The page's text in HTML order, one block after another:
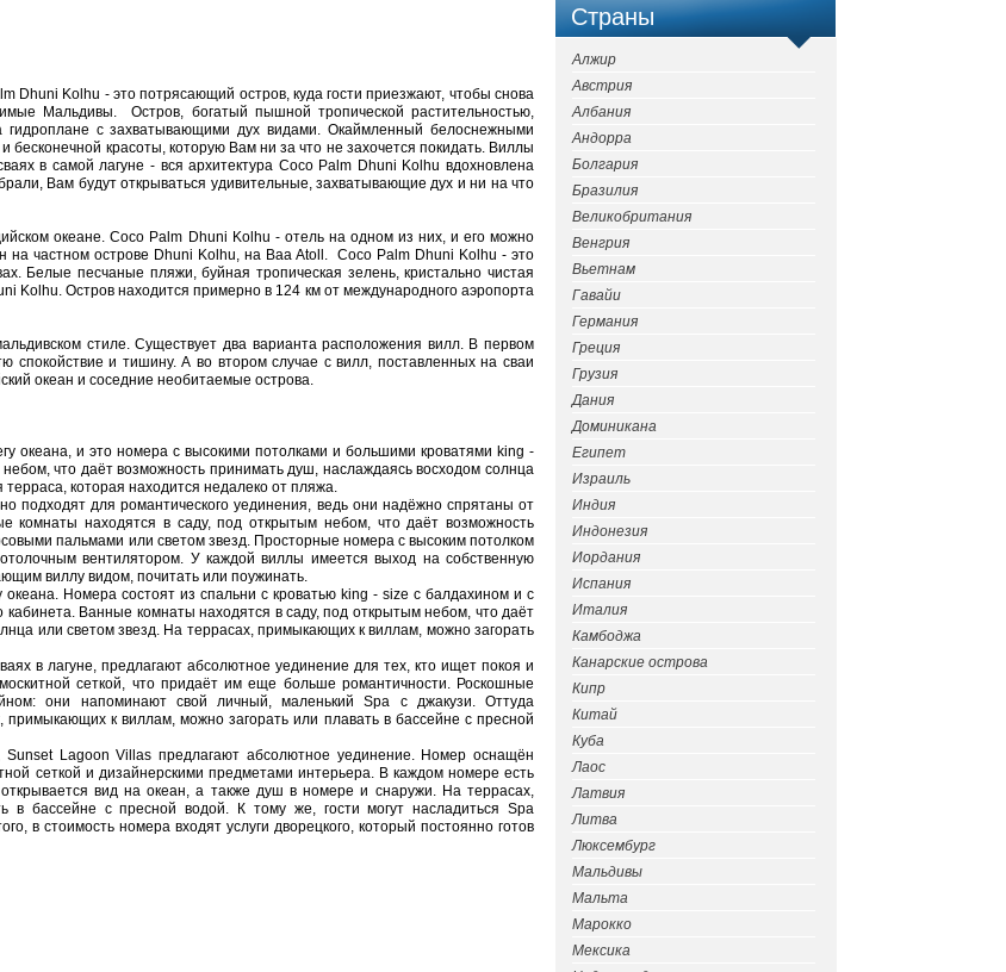
Dhuni Kolhu - это потрясающий остров, куда гости приезжают, чтобы снова
Мальдивы.Остров, богатый пышной тропической растительностью,
с захватывающими дух видами. Окаймленный белоснежными
бесконечной красоты, которую Вам ни за что не захочется покидать. Виллы
в самой лагуне - вся архитектура Coco Palm Dhuni Kolhu вдохновлена
Вам будут открываться удивительные, захватывающие дух и ни на что
океане. Coco Palm Dhuni Kolhu - отель на одном из них, и его можно
на частном острове Dhuni Kolhu, на Baa Atoll. Coco Palm Dhuni Kolhu - это
Белые песчаные пляжи, буйная тропическая зелень, кристально чистая
Kolhu. Остров находится примерно в 124 км от международного аэропорта
стиле. Существует два варианта расположения вилл. В первом
спокойствие и тишину. А во втором случае с вилл, поставленных на сваи
океан и соседние необитаемые острова.
океана, и это номера с высокими потолками и большими кроватями king -
что даёт возможность принимать душ, наслаждаясь восходом солнца
которая находится недалеко от пляжа.
подходят для романтического уединения, ведь они надёжно спрятаны от
комнаты находятся в саду, под открытым небом, что даёт возможность
пальмами или светом звезд. Просторные номера с высоким потолком
вентилятором. У каждой виллы имеется выход на собственную
виллу видом, почитать или поужинать.
Номера состоят из спальни с кроватью king - size с балдахином и с
кабинета. Ванные комнаты находятся в саду, под открытым небом, что даёт
или светом звезд. На террасах, примыкающих к виллам, можно загорать
в лагуне, предлагают абсолютное уединение для тех, кто ищет покоя и
сеткой, что придаёт им еще больше романтичности. Роскошные
они напоминают свой личный, маленький Spa с джакузи. Оттуда
к виллам, можно загорать или плавать в бассейне с пресной
Lagoon Villas предлагают абсолютное уединение. Номер оснащён
сеткой и дизайнерскими предметами интерьера. В каждом номере есть
вид на океан, а также душ в номере и снаружи. На террасах,
бассейне с пресной водой. К тому же, гости могут насладиться Spa
в стоимость номера входят услуги дворецкого, который постоянно готов
Страны
Алжир
Австрия
Албания
Андорра
Болгария
Бразилия
Великобритания
Венгрия
Вьетнам
Гавайи
Германия
Греция
Грузия
Дания
Доминикана
Египет
Израиль
Индия
Индонезия
Иордания
Испания
Италия
Камбоджа
Канарские острова
Кипр
Китай
Куба
Лаос
Латвия
Литва
Люксембург
Мальдивы
Мальта
Марокко
Мексика